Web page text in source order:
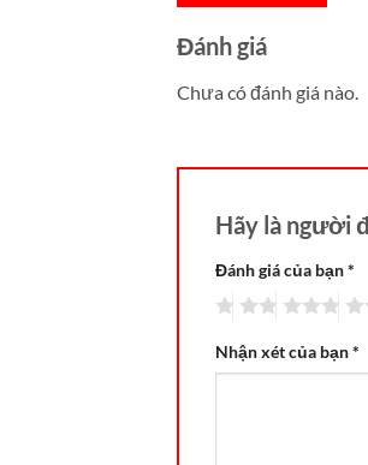
Đánh giá
Chưa có đánh giá nào.
Hãy là người
Đánh giá của bạn*
Nhận xét của bạn*